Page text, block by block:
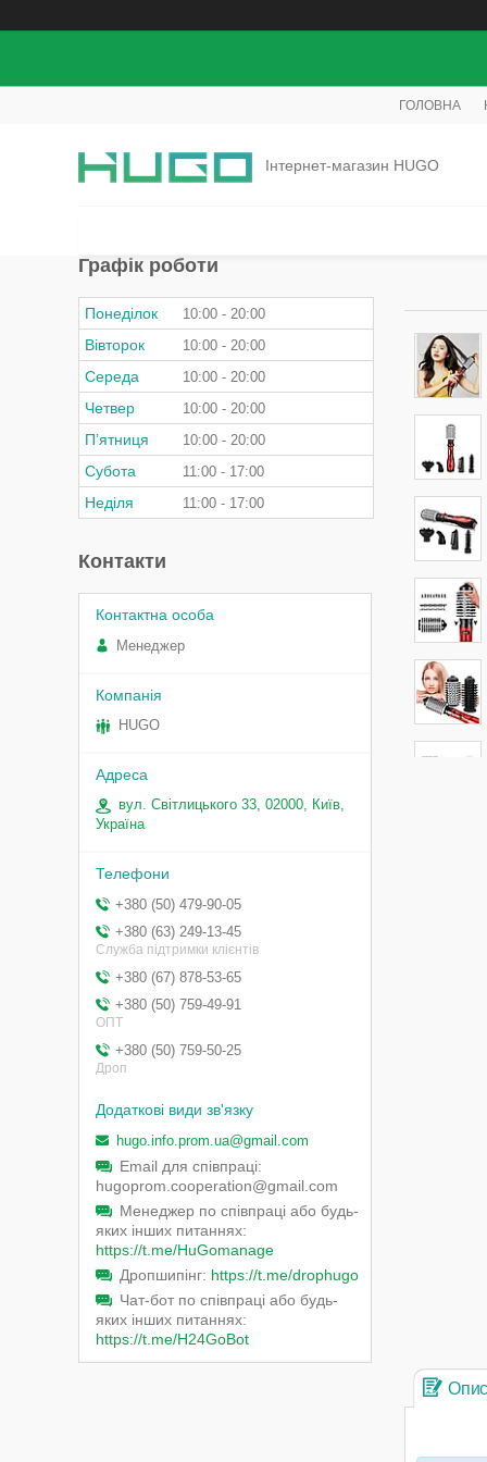
ГОЛОВНА
Інтернет-магазин HUGO
Графік роботи
Понеділок 10:00 20:00
Вівторок 10:00 20:00
Середа 10:00 20:00
Четвер 10:00 20:00
Пʼятниця 10:00 20:00
Субота 11:00 17:00
Неділя 11:00 17:00
Контакти
Менеджер
HUGO
вул. Світлицького 33, 02000, Київ,
Україна
+380 (50) 479-90-05
+380 (63) 249-13-45
Служба підтримки клієнтів
+380 (67) 878-53-65
+380 (50) 759-49-91
ОПТ
+380 (50) 759-50-25
Дроп
hugo.info.prom.ua@gmail.com
Email для співпраці
hugoprom.cooperation@gmail.com
Менеджер по співпраці або будь-
яких інших питаннях
https://t.me/HuGomanage
Дропшипінг https://t.me/drophugo
Чат-бот по співпраці або будь-
яких інших питаннях
https://t.me/H24GoBot